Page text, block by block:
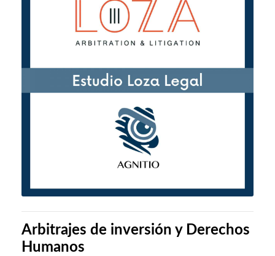
Arbitrajes de inversión y Derechos
Humanos